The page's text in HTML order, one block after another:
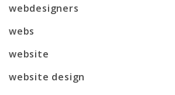
webdesigners
webs
website
website design